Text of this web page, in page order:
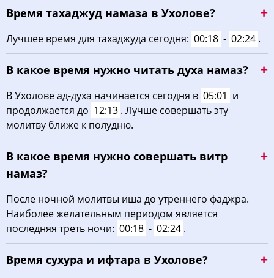
22, Сб 03:02 05:09
03:05 05:10 12:21 16:14 19:30 21:25
24, Пн 03:08 05:12 12:20 16:13 19:28 21:21
03:11 05:14 12:20 16:11 19:25
03:14 05:16 12:20
27, Чт 03:16 05:18 12:20 16:09 19:21 21:12
29, Сб 03:22 05:21 12:19 16:06 19:16
30, Вс 03:24 05:23 12:19 16:04 19:14 21:03
03:27 05:25 12:18
Время тахаджуд намаза в Ухолове?
Лучшее время для тахаджуда сегодня: 00:18 - 02:24 .
В какое время нужно читать духа намаз?
В Ухолове ад-духа начинается сегодня в 05:01 и
продолжается до 12:13 . Лучше совершать эту
молитву ближе к полудню.
В какое время нужно совершать витр
намаз?
После ночной молитвы иша до утреннего фаджра.
Наиболее желательным периодом является
последняя треть ночи: 00:18 - 02:24 .
Время сухура и ифтара в Ухолове?